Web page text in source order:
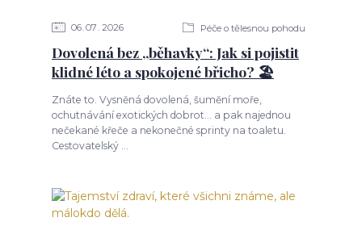
06 07 2026 Péče o tělesnou pohodu
Dovolená bez „běhavky“: Jak si pojistit
klidné léto a spokojené břicho? 🏖️
Znáte to. Vysněná dovolená, šumění moře,
ochutnávání exotických dobrot... a pak najednou
nečekané křeče a nekonečné sprinty na toaletu.
Cestovatelský ...